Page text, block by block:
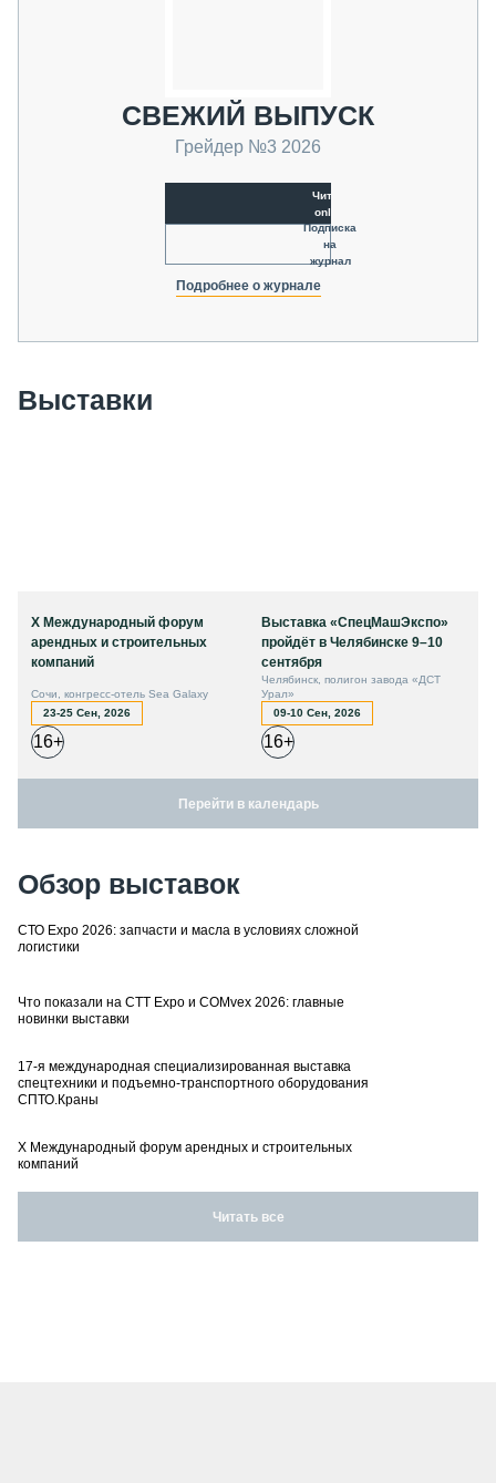
СВЕЖИЙ ВЫПУСК
Грейдер №3 2026
Читать
online
Подписка
на
журнал
Подробнее о журнале
Выставки
X Международный форум
арендных и строительных
компаний
Сочи, конгресс-отель Sea Galaxy
23-25 Сен, 2026
16+
Выставка «СпецМашЭкспо»
пройдёт в Челябинске 9–10
сентября
Челябинск, полигон завода «ДСТ
Урал»
09-10 Сен, 2026
16+
Перейти в календарь
Обзор выставок
СТО Expo 2026: запчасти и масла в условиях сложной
логистики
Что показали на CTT Expo и COMvex 2026: главные
новинки выставки
17-я международная специализированная выставка
спецтехники и подъемно-транспортного оборудования
СПТО.Краны
X Международный форум арендных и строительных
компаний
Читать все